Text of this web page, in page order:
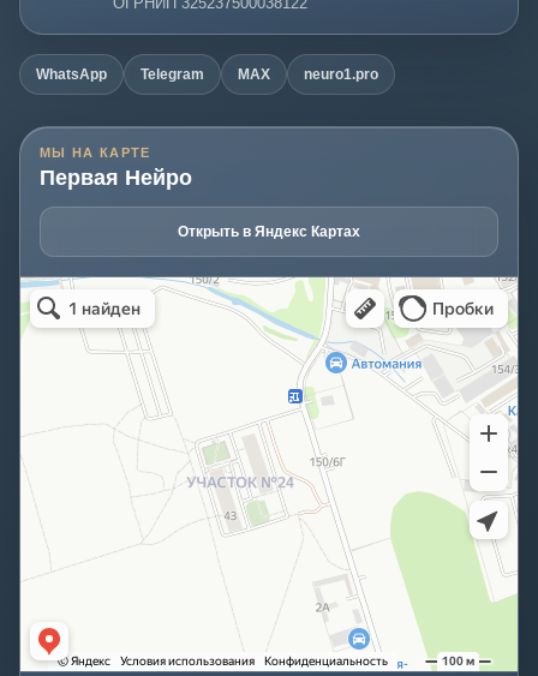
WhatsApp Telegram MAX neuro1.pro
МЫ НА КАРТЕ
Первая Нейро
Открыть в Яндекс Картах